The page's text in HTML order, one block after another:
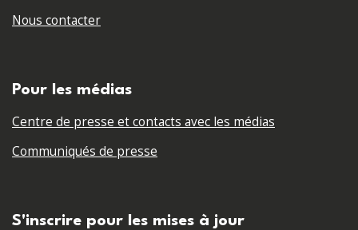
Nous contacter
Pour les médias
Centre de presse et contacts avec les médias
Communiqués de presse
S'inscrire pour les mises à jour